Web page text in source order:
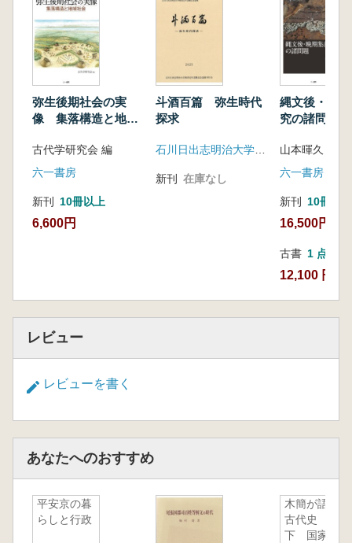
第1章 丘陵上に立地する弥生時代集落の景
観―兵庫県仁川五ヶ山遺跡の遺構群―
第2章 斜面の建築
第3章 原史・古代の景観と建物
第4章 古墳出現期の竪穴建物―大和と河内
第5章 古墳時代の炉と竈
第6章 竈の出現と住まいの変革
弥生後期社会の実
像 集落構造と地域
古代学研究会 編
六一書房
新刊 10冊以上
6,600円
斗酒百篇 弥生時代
探求
石川日出志明治大学教授定年退職記念論集刊行会
新刊 在庫なし
縄文後・晩
究の諸問題
山本暉久 著
六一書房
新刊 10冊以上
16,500円
古書 1 点
12,100 円
レビュー
レビューを書く
あなたへのおすすめ
平安京の暮
らしと行政
木簡が語る
古代史
下 国家の